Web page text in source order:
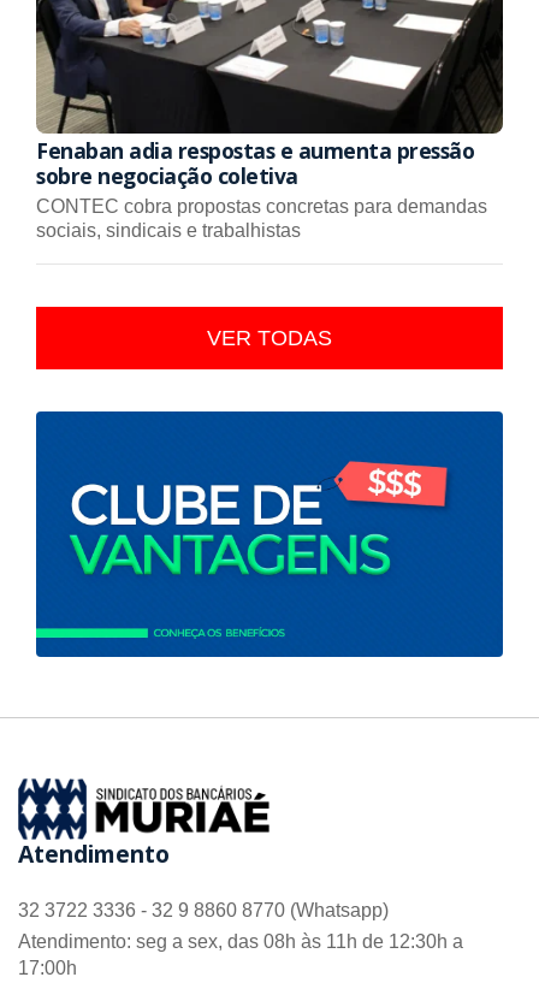
Fenaban adia respostas e aumenta pressão
sobre negociação coletiva
CONTEC cobra propostas concretas para demandas
sociais, sindicais e trabalhistas
VER TODAS
Atendimento
32 3722 3336 - 32 9 8860 8770 (Whatsapp)
Atendimento: seg a sex, das 08h às 11h de 12:30h a
17:00h